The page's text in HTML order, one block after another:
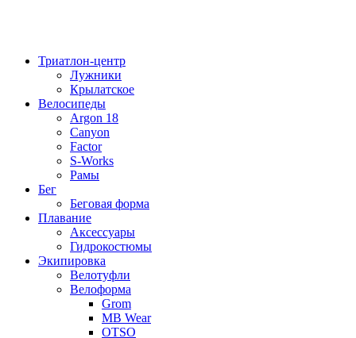
Триатлон-центр
Лужники
Крылатское
Велосипеды
Argon 18
Canyon
Factor
S-Works
Рамы
Бег
Беговая форма
Плавание
Аксессуары
Гидрокостюмы
Экипировка
Велотуфли
Велоформа
Grom
MB Wear
OTSO